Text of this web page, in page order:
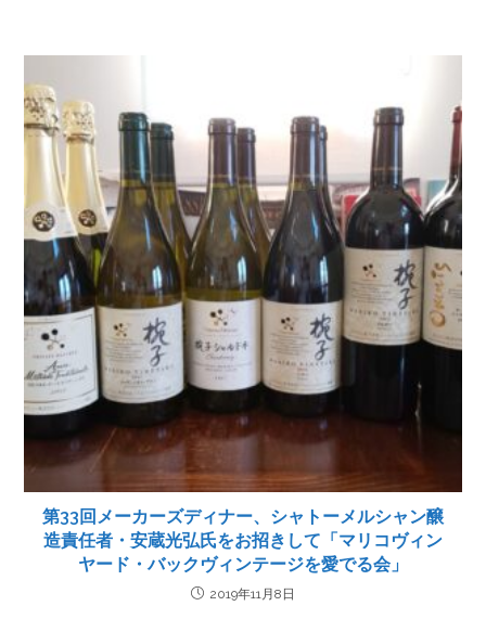
第33回メーカーズディナー、シャトーメルシャン醸
造責任者・安蔵光弘氏をお招きして「マリコヴィン
ヤード・バックヴィンテージを愛でる会」
2019年11月8日